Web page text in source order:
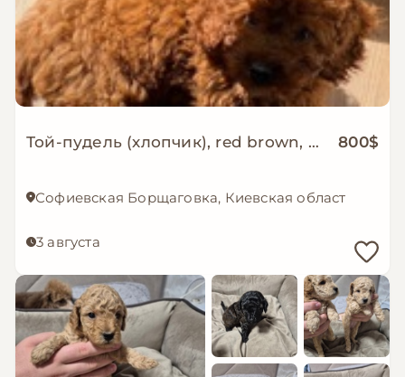
Той-пудель (хлопчик), red brown, 3 місяці !!ТЕРМІНОВО!! 800$
Софиевская Борщаговка, Киевская область
3 августа